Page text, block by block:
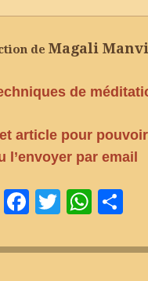
de Magali
de
article pour
l’envoyer par email
Facebook
Twitter